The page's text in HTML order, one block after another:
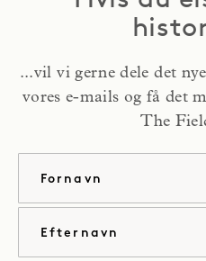
...vil vi gerne dele det
vores e-mails og få det
The